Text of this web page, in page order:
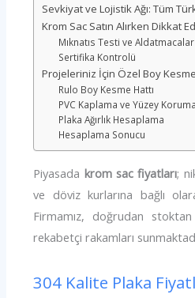
Sevkiyat ve Lojistik Ağı: Tüm
Krom Sac Satın Alırken Dikkat
Mıknatıs Testi ve Aldatmacalar
Sertifika Kontrolü
Projeleriniz İçin Özel Boy
Rulo Boy Kesme Hattı
PVC Kaplama ve Yüzey Koruma
Plaka Ağırlık Hesaplama
Hesaplama Sonucu
Piyasada krom sac fiyatları;
ve döviz kurlarına bağlı
Firmamız, doğrudan
rekabetçi rakamları
304 Kalite Plaka